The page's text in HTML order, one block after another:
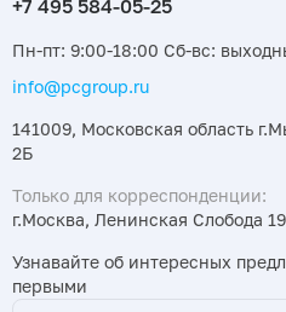
Пн-пт: 9:00-18:00 Сб-вс:
info@pcgroup.ru
141009, Московская область
2Б
Только для корреспонденции:
г.Москва, Ленинская Слобода
Узнавайте об интересных
первыми